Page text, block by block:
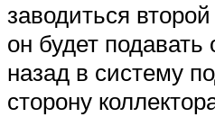
заводиться
он будет
назад в систему
сторону